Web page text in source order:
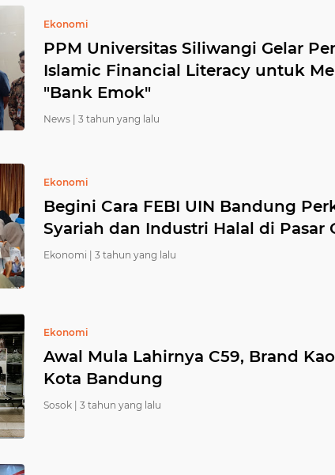
Ekonomi
PPM Universitas Siliwangi Gelar
Islamic Financial Literacy untuk
"Bank Emok"
News | 3 tahun yang lalu
Ekonomi
Begini Cara FEBI UIN Bandung
Syariah dan Industri Halal di Pasar
Ekonomi | 3 tahun yang lalu
Ekonomi
Awal Mula Lahirnya C59, Brand
Kota Bandung
Sosok | 3 tahun yang lalu